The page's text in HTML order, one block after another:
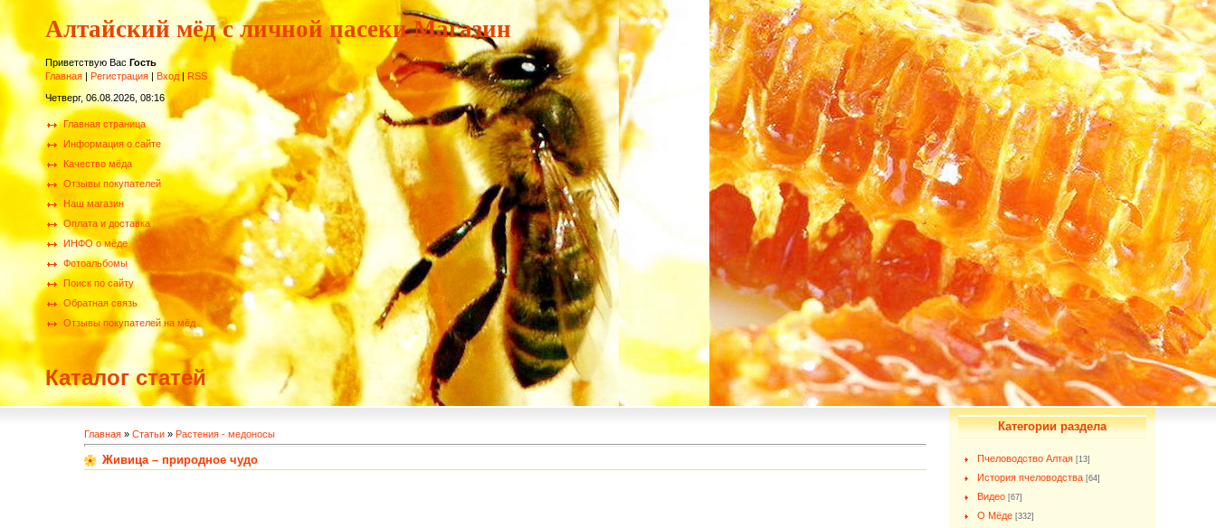
Алтайский мёд с личной пасеки Магазин
Приветствую Вас Гость
Главная | Регистрация | Вход | RSS
Четверг, 06.08.2026, 08:16
Главная страница
Информация о сайте
Качество мёда
Отзывы покупателей
Наш магазин
Оплата и доставка
ИНФО о мёде
Фотоальбомы
Поиск по сайту
Обратная связь
Отзывы покупателей на мёд
Каталог статей
Главная» Статьи» Растения - медоносы
Живица – природное чудо
Категории раздела
Пчеловодство Алтая [13]
История пчеловодства [64]
Видео [67]
О Мёде [332]